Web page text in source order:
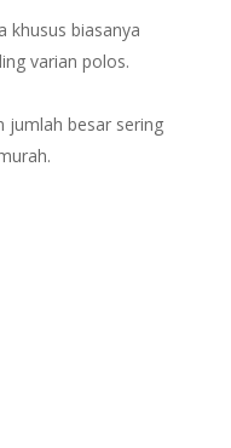
khusus biasanya
varian polos.
jumlah besar sering